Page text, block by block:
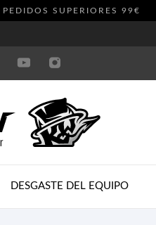
SUPERIORES 99€
DESGASTE DEL EQUIPO